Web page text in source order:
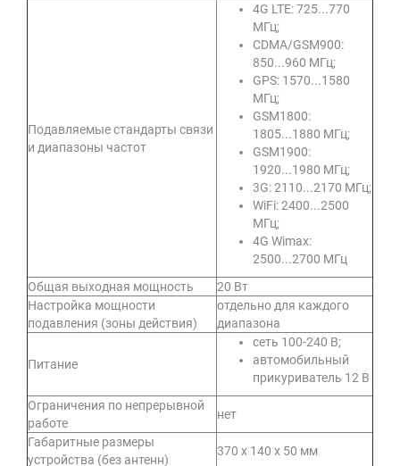
Подавляемые стандарты связи
и диапазоны частот
4G LTE: 725...770
МГц;
CDMA/GSM900:
850...960 МГц;
GPS: 1570...1580
МГц;
GSM1800:
1805...1880 МГц;
GSM1900:
1920...1980 МГц;
3G: 2110...2170 МГц;
WiFi: 2400...2500
МГц;
4G Wimax:
2500...2700 МГц
Общая выходная мощность
20 Вт
Настройка мощности
подавления (зоны действия)
отдельно для каждого
диапазона
Питание
сеть 100-240 В;
автомобильный
прикуриватель 12 В
Ограничения по непрерывной
работе
нет
Габаритные размеры
устройства (без антенн)
370 х 140 х 50 мм